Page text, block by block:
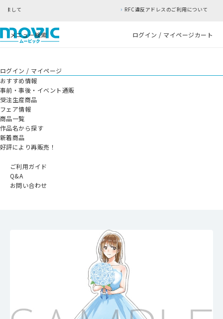
RFC違反アドレスのご利用について
メニュー検索 ログイン / マイページカート
ログイン / マイページ
おすすめ情報
事前・事後・イベント通販
受注生産商品
フェア情報
商品一覧
作品名から探す
新着商品
好評により再販売！
ご利用ガイド
Q&A
お問い合わせ